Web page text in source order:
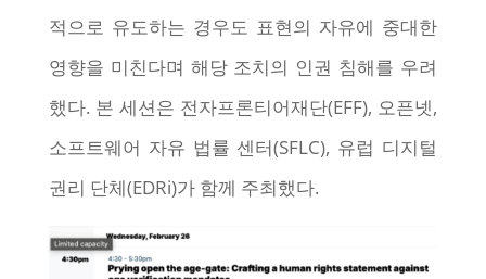
적으로 유도하는 경우도 표현의 자유에 중대한
영향을 미친다며 해당 조치의 인권 침해를 우려
했다. 본 세션은 전자프론티어재단(EFF), 오픈넷,
소프트웨어 자유 법률 센터(SFLC), 유럽 디지털
권리 단체(EDRi)가 함께 주최했다.